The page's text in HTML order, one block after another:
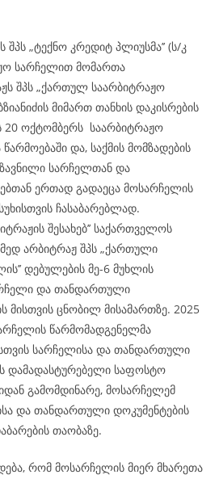
„ტექნო კრედიტ პლიუსმა’’ (ს/კ
სარჩელით მომართა
შპს „ქართულ საარბიტრაჟო
მიმართ თანხის დაკისრების
ოქტომბერს საარბიტრაჟო
და, საქმის მომზადების
სარჩელთან და
ერთად გადაეცა მოსარჩელის
ჩასაბარებლად.
შესახებ’’ საქართველოს
არბიტრაჟ შპს „ქართული
დებულების მე-6 მუხლის
და თანდართული
მისთვის ცნობილ მისამართზე. 2025
წარმომადგენელმა
სარჩელისა და თანდართული
დამადასტურებელი საფოსტო
გამომდინარე, მოსარჩელემ
და თანდართული დოკუმენტების
თაობაზე.
რომ მოსარჩელის მიერ მხარეთა